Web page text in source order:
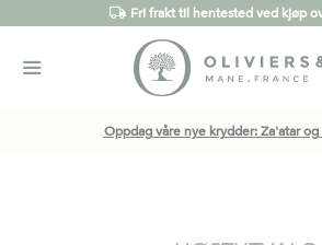
Fri frakt til hentested ved kjøp
Oppdag våre nye krydder: Za'atar og